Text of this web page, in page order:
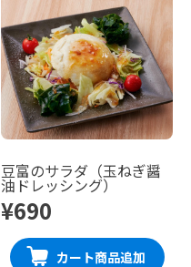
豆富のサラダ（玉ねぎ醤
油ドレッシング）
¥690
カート商品追加